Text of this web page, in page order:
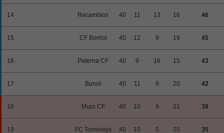
14 Recambios 40 11 13 16 46
15 CF Borriol 40 12 9 19 45
16 Paterna CF 40 9 16 15 43
17 Bunol 40 11 9 20 42
18 Muro CF 40 10 9 21 39
19 FC Torrevieja 40 10 5 25 35